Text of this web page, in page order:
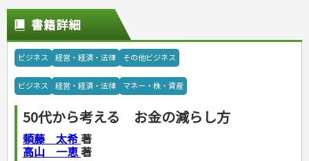
スポーツ
スポーツルール
野球
ゴルフ
トレーニング
ジュニアスポーツ
その他スポーツ
自然・アウトドア・ペット
アウトドア
犬・猫
ペット・飼育
園芸・野菜づくり
雑学
娯楽・ゲーム・占い
ナンプレ
囲碁・将棋・麻雀
ゲーム・マジック
家相・風水・占い
カルチャー・芸術・趣味
鉄道・車・自転車
音楽・楽器
趣味・鑑賞・カメラ
絵画・デッサン
俳句・詩・ことば
辞典・語学
辞典
語学・旅行会話
運転免許
原付・二輪
普通免許
その他免許
生活・暮らし
料理
料理・レシピ
各国料理
健康メニュー・ダイエット
調理器具クッキング
お菓子・ケーキ・パン
手芸・クラフト
ソーイング
インテリア・ハウジング
美容・ファッション
メイク・ネイル・ヘア
着物・着つけ
冠婚葬祭・スピーチ・マナー
手紙・ペン字
妊娠・出産・育児
妊娠・出産・育児
離乳食・幼児食・こどもレシピ
健康と保育
家庭医学・健康
ツボ・マッサージ
家庭医学・病気
健康知識
栄養事典
生活習慣病
看護・介護
看護一般
介護一般
保育・教育
パネルシアター
指導マニュアル
こどもの本
児童一般
なぞなぞ・ゲーム
占い・心理ゲーム
のりもの・ずかん
夏休みドリル
総復習ドリル
学習・地図
就職活動
就職活動
公務員試験
資格試験
検定試験・資格試験
英語検定・TOEIC
ビジネス
書籍詳細
ビジネス 経営・経済・法律 その他ビジネス
ビジネス 経営・経済・法律 マネー・株・資産
50代から考える お金の減らし方
頼藤 太希著
高山 一恵著